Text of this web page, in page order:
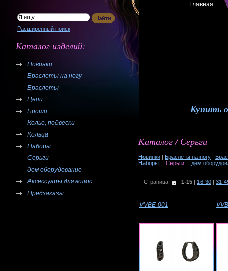
Расширенный поиск
Каталог изделий:
Новинки
Браслеты на ногу
Браслеты
Цепи
Броши
Колье, подвески
Кольца
Наборы
Серьги
дем оборудование
Аксессуары для волос
Предзаказы
Главная
Купить
Каталог / Серьги
Новинки | Браслеты на ногу |
Наборы | Серьги | дем
Страница: 1-15 16-30 31-
VVBE-001